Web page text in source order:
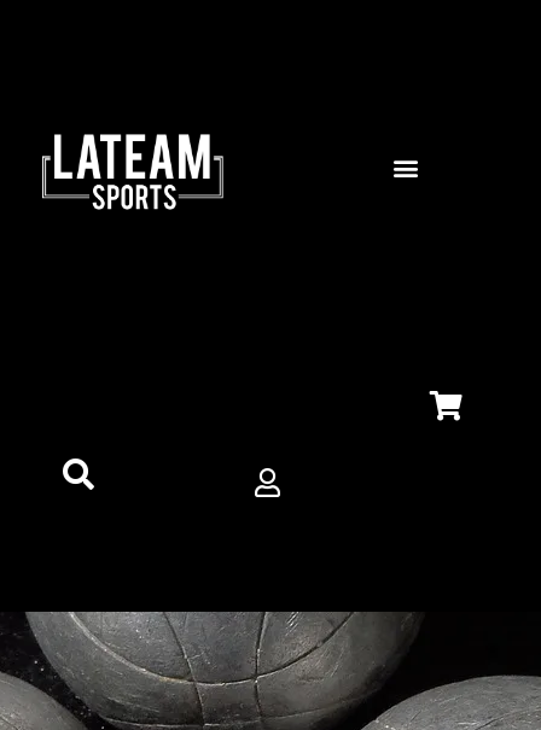
Accueil / BOUCHON DE PETANQUE /
spéciale
/ Bouchon de pétanque Marseille